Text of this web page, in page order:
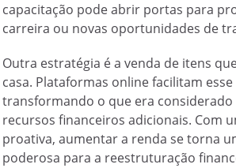
capacitação pode abrir portas para
carreira ou novas oportunidades de
Outra estratégia é a venda de itens
casa. Plataformas online facilitam
transformando o que era considerado
recursos financeiros adicionais. Com
proativa, aumentar a renda se torna
poderosa para a reestruturação